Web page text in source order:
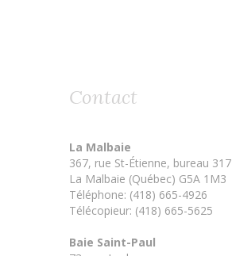
Contact
La Malbaie
367, rue St-Étienne, bureau 317
La Malbaie (Québec) G5A 1M3
Téléphone: (418) 665-4926
Télécopieur: (418) 665-5625
Baie Saint-Paul